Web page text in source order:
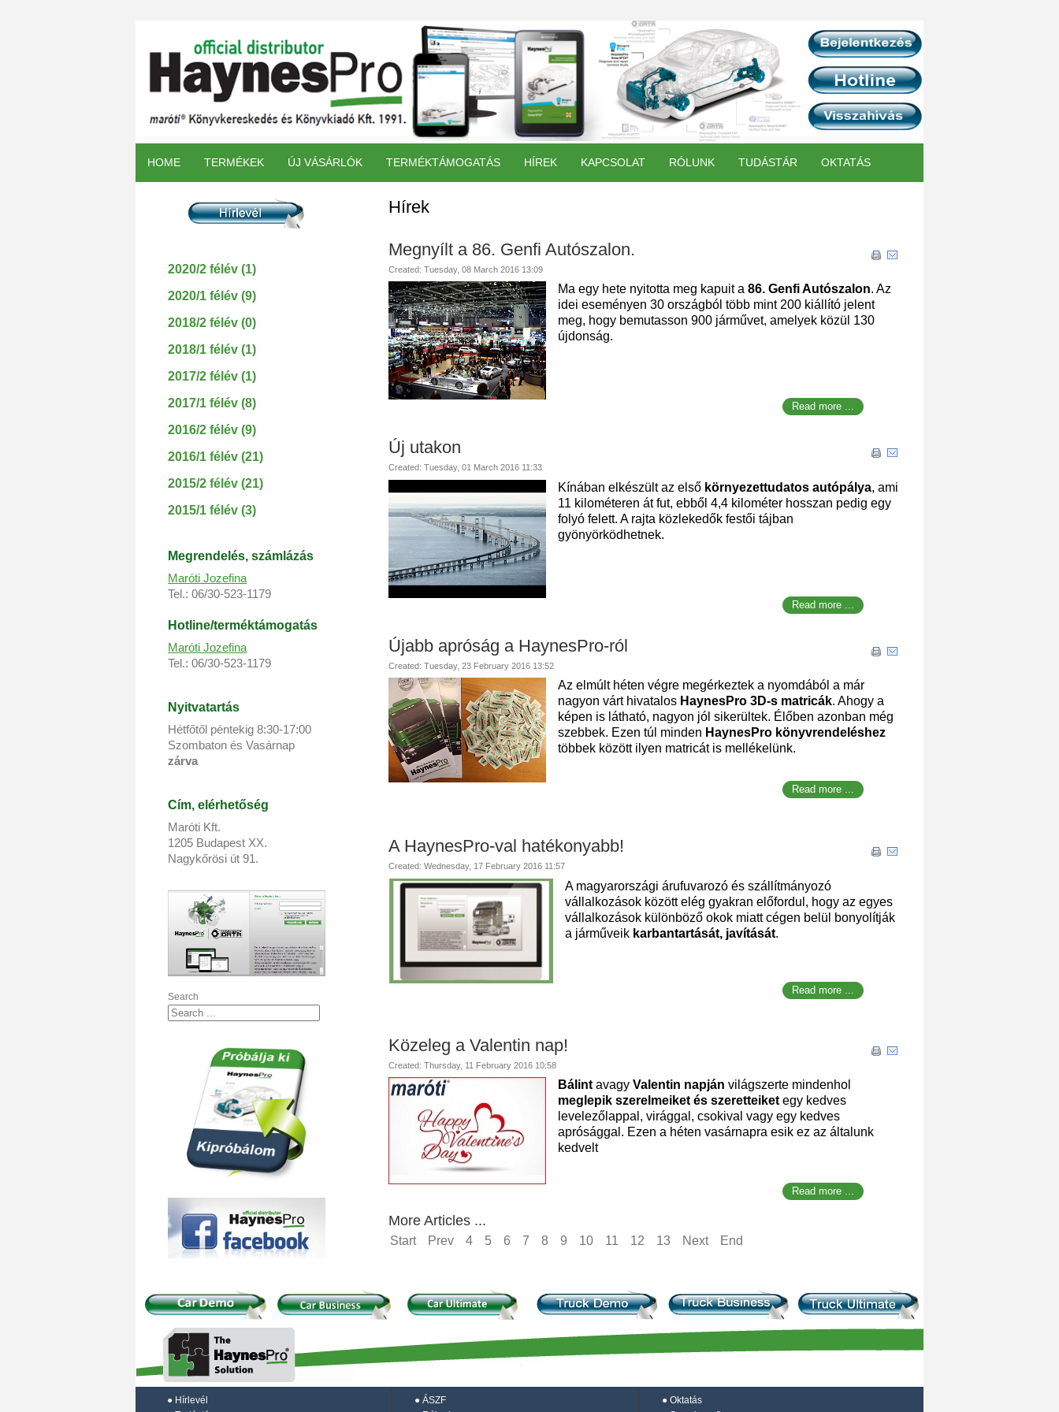
HOME TERMÉKEK ÚJ VÁSÁRLÓK TERMÉKTÁMOGATÁS HÍREK KAPCSOLAT RÓLUNK TUDÁSTÁR OKTATÁS
2020/2 félév (1)
2020/1 félév (9)
2018/2 félév (0)
2018/1 félév (1)
2017/2 félév (1)
2017/1 félév (8)
2016/2 félév (9)
2016/1 félév (21)
2015/2 félév (21)
2015/1 félév (3)
Megrendelés, számlázás
Maróti Jozefina
Tel.: 06/30-523-1179
Hotline/terméktámogatás
Maróti Jozefina
Tel.: 06/30-523-1179
Nyitvatartás
Hétfőtől péntekig 8:30-17:00
Szombaton és Vasárnap
zárva
Cím, elérhetőség
Maróti Kft.
1205 Budapest XX.
Nagykőrösi út 91.
Search
Hírek
Megnyílt a 86. Genfi Autószalon.
Created: Tuesday, 08 March 2016 13:09
Ma egy hete nyitotta meg kapuit a 86. Genfi Autószalon. Az
idei eseményen 30 országból több mint 200 kiállító jelent
meg, hogy bemutasson 900 járművet, amelyek közül 130
újdonság.
Read more ...
Új utakon
Created: Tuesday, 01 March 2016 11:33
Kínában elkészült az első környezettudatos autópálya, ami
11 kilométeren át fut, ebből 4,4 kilométer hosszan pedig egy
folyó felett. A rajta közlekedők festői tájban
gyönyörködhetnek.
Read more ...
Újabb apróság a HaynesPro-ról
Created: Tuesday, 23 February 2016 13:52
Az elmúlt héten végre megérkeztek a nyomdából a már
nagyon várt hivatalos HaynesPro 3D-s matricák. Ahogy a
képen is látható, nagyon jól sikerültek. Élőben azonban még
szebbek. Ezen túl minden HaynesPro könyvrendeléshez
többek között ilyen matricát is mellékelünk.
Read more ...
A HaynesPro-val hatékonyabb!
Created: Wednesday, 17 February 2016 11:57
A magyarországi árufuvarozó és szállítmányozó
vállalkozások között elég gyakran előfordul, hogy az egyes
vállalkozások különböző okok miatt cégen belül bonyolítják
a járműveik karbantartását, javítását.
Read more ...
Közeleg a Valentin nap!
Created: Thursday, 11 February 2016 10:58
Bálint avagy Valentin napján világszerte mindenhol
meglepik szerelmeiket és szeretteiket egy kedves
levelezőlappal, virággal, csokival vagy egy kedves
aprósággal. Ezen a héten vasárnapra esik ez az általunk
kedvelt
Read more ...
More Articles ...
Start Prev 4 5 6 7 8 9 10 11 12 13 Next End
● Hírlevél
● ÁSZF
● Oktatás